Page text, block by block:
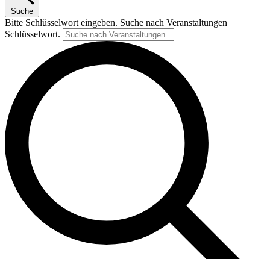
Suche
Bitte Schlüsselwort eingeben. Suche nach Veranstaltungen
Schlüsselwort.